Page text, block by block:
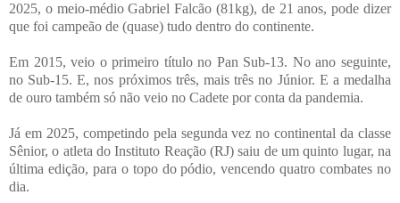
2025, o meio-médio Gabriel Falcão (81kg), de 21 anos, pode dizer
que foi campeão de (quase) tudo dentro do continente.
Em 2015, veio o primeiro título no Pan Sub-13. No ano seguinte,
no Sub-15. E, nos próximos três, mais três no Júnior. E a medalha
de ouro também só não veio no Cadete por conta da pandemia.
Já em 2025, competindo pela segunda vez no continental da classe
Sênior, o atleta do Instituto Reação (RJ) saiu de um quinto lugar, na
última edição, para o topo do pódio, vencendo quatro combates no
dia.